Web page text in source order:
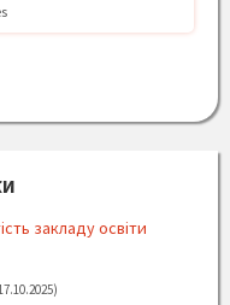
закладу освіти